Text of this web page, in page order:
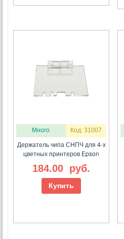
Много Код: 31007
Держатель чипа СНПЧ для 4-х
цветных принтеров Epson
184.00 руб.
Купить